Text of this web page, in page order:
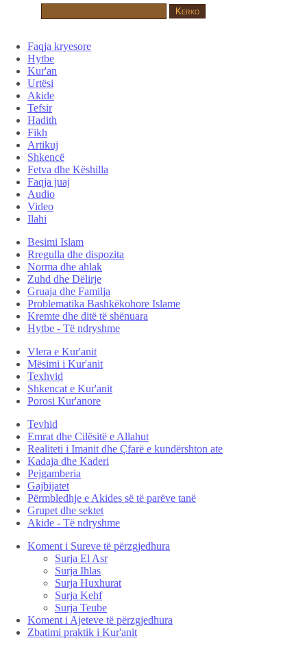
Faqja kryesore
Hytbe
Kur'an
Urtësi
Akide
Tefsir
Hadith
Fikh
Artikuj
Shkencë
Fetva dhe Këshilla
Faqja juaj
Audio
Video
Ilahi
Besimi Islam
Rregulla dhe dispozita
Norma dhe ahlak
Zuhd dhe Dëlirje
Gruaja dhe Familja
Problematika Bashkëkohore Islame
Kremte dhe ditë të shënuara
Hytbe - Të ndryshme
Vlera e Kur'anit
Mësimi i Kur'anit
Texhvid
Shkencat e Kur'anit
Porosi Kur'anore
Tevhid
Emrat dhe Cilësitë e Allahut
Realiteti i Imanit dhe Çfarë e kundërshton ate
Kadaja dhe Kaderi
Pejgamberia
Gajbijatet
Përmbledhje e Akides së të parëve tanë
Grupet dhe sektet
Akide - Të ndryshme
Koment i Sureve të përzgjedhura
Surja El Asr
Surja Ihlas
Surja Huxhurat
Surja Kehf
Surja Teube
Koment i Ajeteve të përzgjedhura
Zbatimi praktik i Kur'anit